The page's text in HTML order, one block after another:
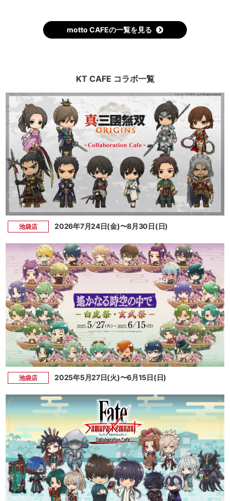
motto CAFEの一覧を見る
KT CAFE コラボ一覧
池袋店 2026年7月24日(金)〜8月30日(日)
池袋店 2025年5月27日(火)〜6月15日(日)